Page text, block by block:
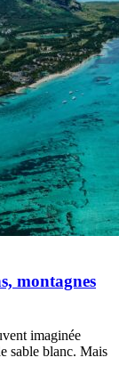
montagnes
imaginée
sable blanc. Mais